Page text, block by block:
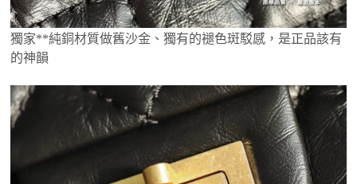
獨家**純銅材質做舊沙金、獨有的褪色斑駁感，是正品該有
的神韻